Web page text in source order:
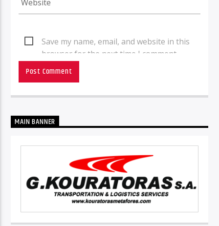
Save my name, email, and website in this
browser for the next time I comment.
MAIN BANNER